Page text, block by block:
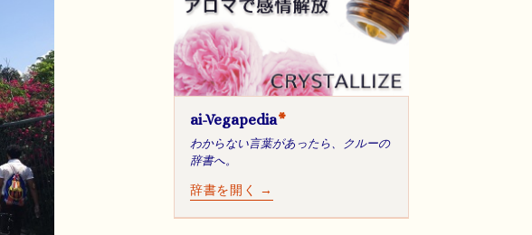
ai-Vegapedia*
わからない言葉があったら、クルーの
辞書へ。
辞書を開く →